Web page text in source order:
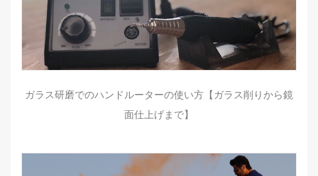
ガラス研磨でのハンドルーターの使い方【ガラス削りから鏡
面仕上げまで】